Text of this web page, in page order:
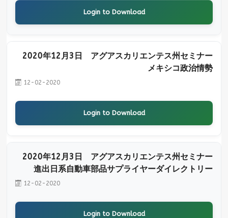
Login to Download
2020年12月3日 アグアスカリエンテス州セミナー
メキシコ政治情勢
12-02-2020
Login to Download
2020年12月3日 アグアスカリエンテス州セミナー
進出日系自動車部品サプライヤーダイレクトリー
12-02-2020
Login to Download